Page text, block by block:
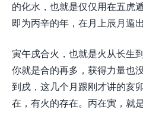
的化水，也就是仅仅用在五虎
即为丙辛的年，在月上辰月遁
寅午戌合火，也就是火从长生
你就是合的再多，获得力量也
到戌，这几个月跟刚才讲的亥
在，有火的存在。丙在寅，就